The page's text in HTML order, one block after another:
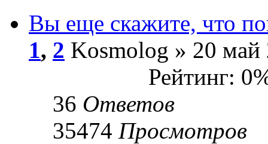
Вы еще скажите, что
1, 2 Kosmolog » 20 май
Рейтинг:
36 Ответов
35474 Просмотров